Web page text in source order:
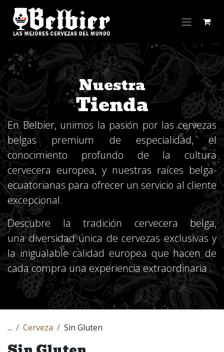
Ir al contenido
Nuestra
Tienda
En Belbier, unimos la pasión por las cervezas
belgas premium de especialidad, el
conocimiento profundo de la cultura
cervecera europea, y nuestras raíces belga-
ecuatorianas para ofrecer un servicio al cliente
excepcional.
Descubre la tradición cervecera belga,
una diversidad única de cervezas exclusivas y
la inigualable calidad europea que hacen de
cada compra una experiencia extraordinaria .
... Cerveza Sin Gluten